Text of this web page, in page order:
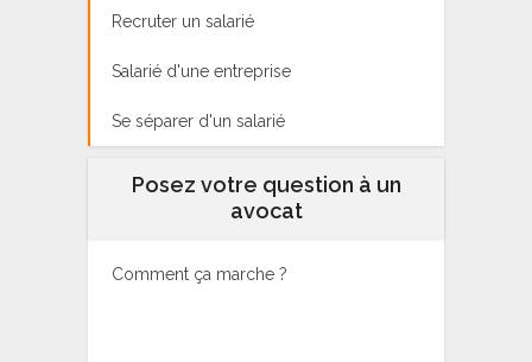
Recruter un salarié
Salarié d'une entreprise
Se séparer d'un salarié
Posez votre question à un
avocat
Comment ça marche ?